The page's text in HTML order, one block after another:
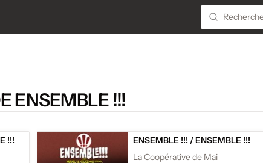
ENSEMBLE !!!
!!!
ENSEMBLE !!! /ENSEMBLE !!!
La Coopérative de Mai